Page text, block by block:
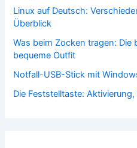
Linux auf Deutsch:
Überblick
Was beim Zocken tragen: Die
bequeme Outfit
Notfall-USB-Stick mit
Die Feststelltaste: